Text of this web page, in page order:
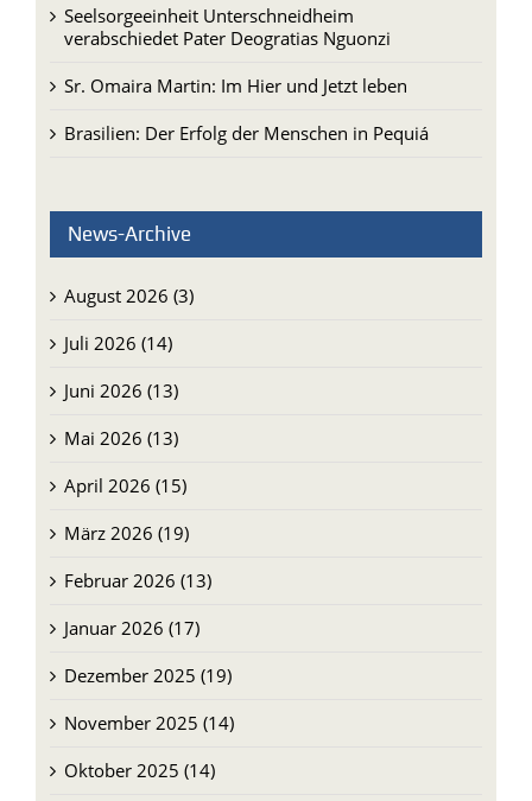
Sr. Omaira Martin: Im Hier und Jetzt leben
Brasilien: Der Erfolg der Menschen in Pequiá
August 2026 (3)
Juli 2026 (14)
Juni 2026 (13)
Mai 2026 (13)
April 2026 (15)
März 2026 (19)
Februar 2026 (13)
Januar 2026 (17)
Dezember 2025 (19)
November 2025 (14)
Oktober 2025 (14)
September 2025 (13)